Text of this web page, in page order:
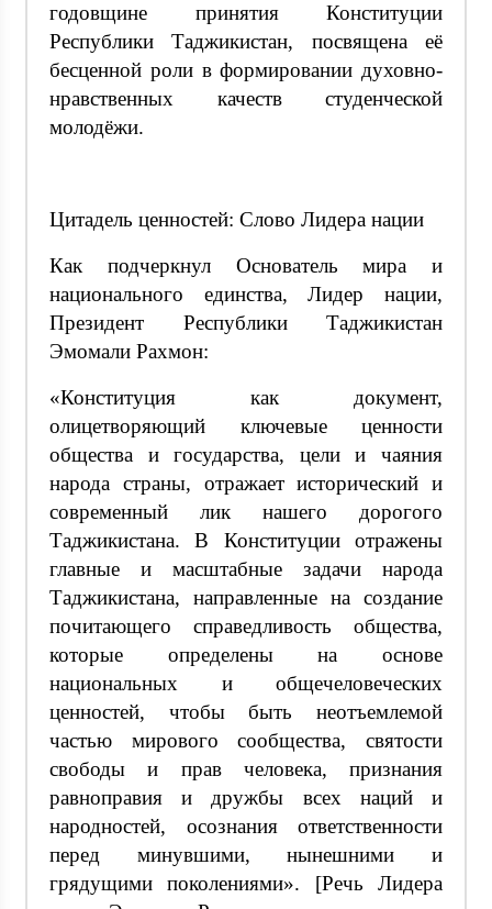
годовщине принятия Конституции
Республики Таджикистан, посвящена её
бесценной роли в формировании духовно-
нравственных качеств студенческой
молодёжи.
Цитадель ценностей: Слово Лидера нации
Как подчеркнул Основатель мира и
национального единства, Лидер нации,
Президент Республики Таджикистан
Эмомали Рахмон:
«Конституция как документ,
олицетворяющий ключевые ценности
общества и государства, цели и чаяния
народа страны, отражает исторический и
современный лик нашего дорогого
Таджикистана. В Конституции отражены
главные и масштабные задачи народа
Таджикистана, направленные на создание
почитающего справедливость общества,
которые определены на основе
национальных и общечеловеческих
ценностей, чтобы быть неотъемлемой
частью мирового сообщества, святости
свободы и прав человека, признания
равноправия и дружбы всех наций и
народностей, осознания ответственности
перед минувшими, нынешними и
грядущими поколениями». [Речь Лидера